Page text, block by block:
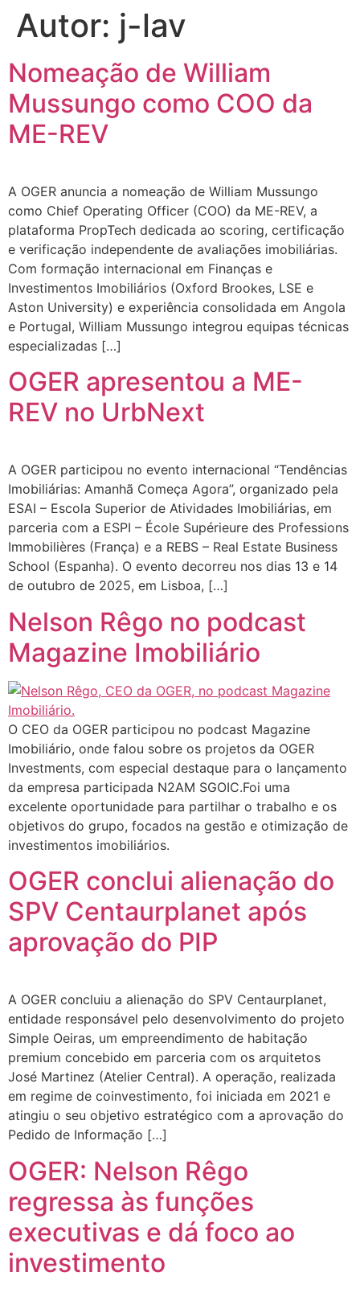
Autor: j-lav
Nomeação de William
Mussungo como COO da
ME-REV
A OGER anuncia a nomeação de William Mussungo
como Chief Operating Officer (COO) da ME-REV, a
plataforma PropTech dedicada ao scoring, certificação
e verificação independente de avaliações imobiliárias.
Com formação internacional em Finanças e
Investimentos Imobiliários (Oxford Brookes, LSE e
Aston University) e experiência consolidada em Angola
e Portugal, William Mussungo integrou equipas técnicas
especializadas […]
OGER apresentou a ME-
REV no UrbNext
A OGER participou no evento internacional “Tendências
Imobiliárias: Amanhã Começa Agora”, organizado pela
ESAI – Escola Superior de Atividades Imobiliárias, em
parceria com a ESPI – École Supérieure des Professions
Immobilières (França) e a REBS – Real Estate Business
School (Espanha). O evento decorreu nos dias 13 e 14
de outubro de 2025, em Lisboa, […]
Nelson Rêgo no podcast
Magazine Imobiliário
O CEO da OGER participou no podcast Magazine
Imobiliário, onde falou sobre os projetos da OGER
Investments, com especial destaque para o lançamento
da empresa participada N2AM SGOIC.Foi uma
excelente oportunidade para partilhar o trabalho e os
objetivos do grupo, focados na gestão e otimização de
investimentos imobiliários.
OGER conclui alienação do
SPV Centaurplanet após
aprovação do PIP
A OGER concluiu a alienação do SPV Centaurplanet,
entidade responsável pelo desenvolvimento do projeto
Simple Oeiras, um empreendimento de habitação
premium concebido em parceria com os arquitetos
José Martinez (Atelier Central). A operação, realizada
em regime de coinvestimento, foi iniciada em 2021 e
atingiu o seu objetivo estratégico com a aprovação do
Pedido de Informação […]
OGER: Nelson Rêgo
regressa às funções
executivas e dá foco ao
investimento